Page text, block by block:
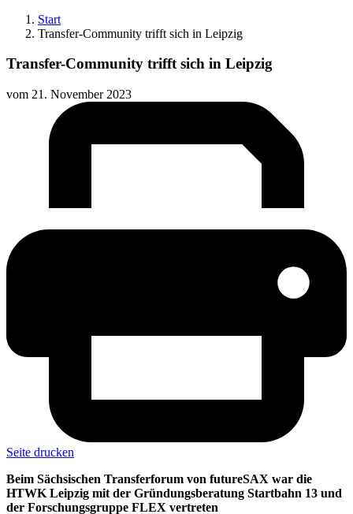
Start
Transfer-Community trifft sich in Leipzig
Transfer-Community trifft sich in Leipzig
vom 21. November 2023
Seite drucken
Beim Sächsischen Transferforum von futureSAX war die
HTWK Leipzig mit der Gründungsberatung Startbahn 13 und
der Forschungsgruppe FLEX vertreten